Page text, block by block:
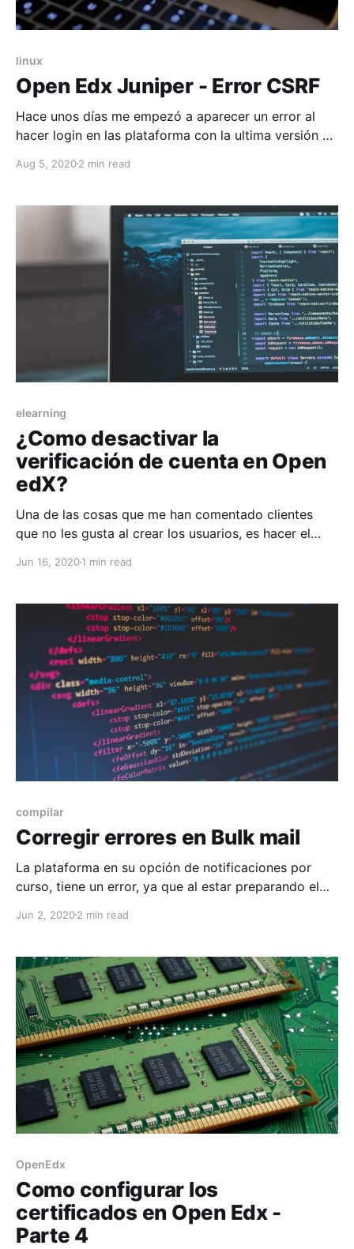
linux
Open Edx Juniper - Error CSRF
Hace unos días me empezó a aparecer un error al
hacer login en las plataforma con la ultima versión de
Buscando el error en el log del lms, me encuentro un
usuario que
Aug 5, 20202 min read
elearning
¿Como desactivar la
verificación de cuenta en Open
edX?
Una de las cosas que me han comentado clientes
que no les gusta al crear los usuarios, es hacer el
el registro. Entonces veremos como desactivar esta
irnos a la seccion
Jun 16, 20201 min read
compilar
Corregir errores en Bulk mail
La plataforma en su opción de notificaciones por
curso, tiene un error, ya que al estar preparando el
el correo que usas para notificaciones es
nombre del curso, algo comoDemoX-
notificar@example.com,
Jun 2, 20202 min read
OpenEdx
Como configurar los
certificados en Open Edx -
Parte 4